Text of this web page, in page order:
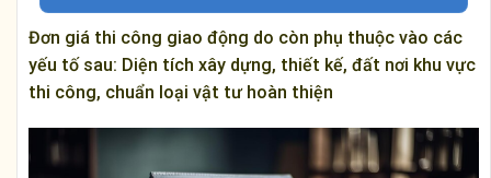
Đơn giá thi công giao động do còn phụ thuộc vào các
yếu tố sau: Diện tích xây dựng, thiết kế, đất nơi khu vực
thi công, chuẩn loại vật tư hoàn thiện